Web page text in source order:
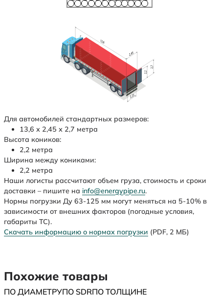
Для автомобилей стандартных размеров:
13,6 х 2,45 х 2,7 метра
Высота коников:
2,2 метра
Ширина между кониками:
2,2 метра
Наши логисты рассчитают объем груза, стоимость и сроки
доставки – пишите на info@energypipe.ru.
Нормы погрузки Ду 63-125 мм могут меняться на 5-10% в
зависимости от внешних факторов (погодные условия,
габариты ТС).
Скачать информацию о нормах погрузки (PDF, 2 МБ)
Похожие товары
ПО ДИАМЕТРУПО SDRПО ТОЛЩИНЕ